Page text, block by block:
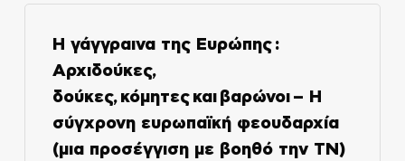
Η γάγγραινα της Ευρώπης :
Αρχιδούκες,
δούκες, κόμητες και βαρώνοι – Η
σύγχρονη ευρωπαϊκή φεουδαρχία
(μια προσέγγιση με βοηθό την ΤΝ)